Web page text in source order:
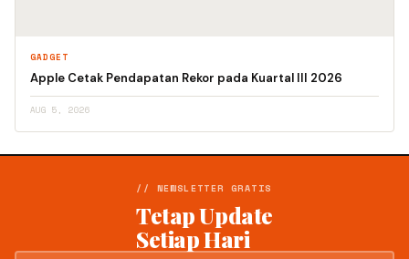
GADGET
Apple Cetak Pendapatan Rekor pada Kuartal III 2026
AUG 5, 2026
// NEWSLETTER GRATIS
Tetap Update
Setiap Hari